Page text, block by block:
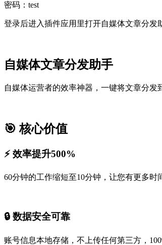
密码：test
登录后进入插件应用里打开自媒体文章分发
自媒体文章分发助手
自媒体运营者的效率神器，一键将文章分发
🎯 核心价值
⚡ 效率提升500%
60分钟的工作缩短至10分钟，让您有更多时
🔒 数据安全可靠
账号信息本地存储，不上传任何第三方，